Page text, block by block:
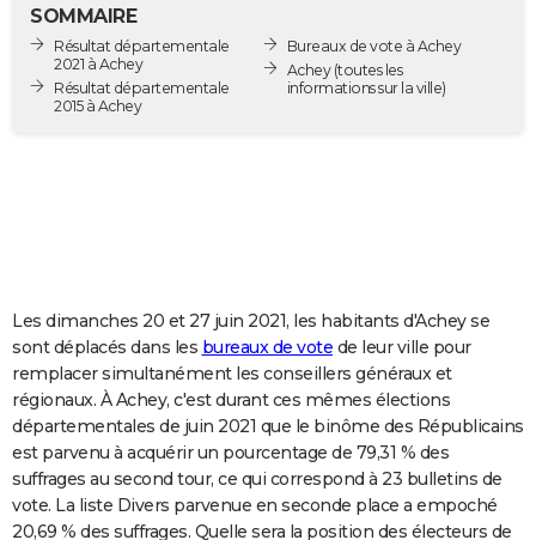
Destinations
City break
Voyage nature
Voyage de noces
Forum
Climat
GUIDES D'ACHAT
COPAINS D'AVANT
S'inscrire
Se connecter
Lycées
Collèges
Primaires
Universités
Entreprises
Service militaire
Avis de recherche
AVIS DE DÉCÈS
FORUM
Bricolage
Lifestyle
Culture
Sport
Auto
Television
Voyage
Cinema
SOMMAIRE
Résultat départementale
2021 à Achey
Résultat départementale
2015 à Achey
Bureaux de vote à Achey
Achey(toutes les
informations sur la ville)
Les dimanches 20 et 27 juin 2021, les habitants d'Achey se
sont déplacés dans les bureaux de vote de leur ville pour
remplacer simultanément les conseillers généraux et
régionaux. À Achey, c'est durant ces mêmes élections
départementales de juin 2021 que le binôme des Républicains
est parvenu à acquérir un pourcentage de 79,31 % des
suffrages au second tour, ce qui correspond à 23 bulletins de
vote. La liste Divers parvenue en seconde place a empoché
20,69 % des suffrages. Quelle sera la position des électeurs de